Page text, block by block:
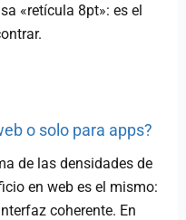
«retícula 8pt»: es el
o solo para apps?
de las densidades de
en web es el mismo:
coherente. En